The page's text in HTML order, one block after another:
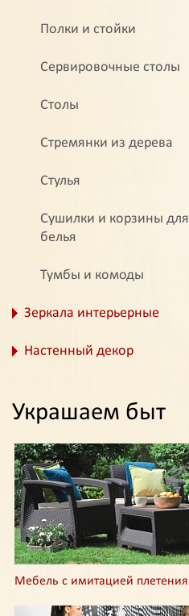
Полки и стойки
Сервировочные столы
Столы
Стремянки из дерева
Стулья
Сушилки и корзины для
белья
Тумбы и комоды
Зеркала интерьерные
Настенный декор
Украшаем быт
Мебель с имитацией плетения